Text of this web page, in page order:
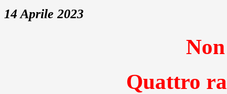
14 Aprile 2023
Quattro